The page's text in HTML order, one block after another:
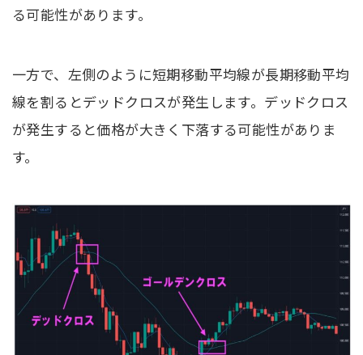
る可能性があります。
一方で、左側のように短期移動平均線が長期移動平均
線を割るとデッドクロスが発生します。デッドクロス
が発生すると価格が大きく下落する可能性がありま
す。